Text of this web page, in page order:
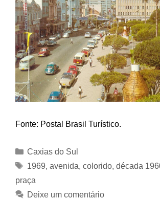
Fonte: Postal Brasil Turístico.
Categorias
Caxias do Sul
Tags
1969, avenida, colorido, década
praça
Deixe um comentário